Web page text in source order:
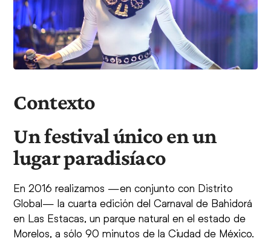
Contexto
Un festival único en un
lugar paradisíaco
En 2016 realizamos —en conjunto con Distrito
Global— la cuarta edición del Carnaval de Bahidorá
en Las Estacas, un parque natural en el estado de
Morelos, a sólo 90 minutos de la Ciudad de México.